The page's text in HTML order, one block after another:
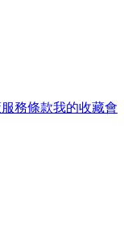
服務條款我的收藏會